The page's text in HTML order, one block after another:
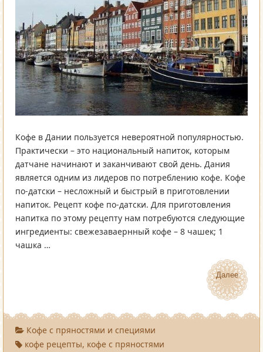
Кофе в Дании пользуется невероятной популярностью.
Практически – это национальный напиток, которым
датчане начинают и заканчивают свой день. Дания
является одним из лидеров по потреблению кофе. Кофе
по-датски – несложный и быстрый в приготовлении
напиток. Рецепт кофе по-датски. Для приготовления
напитка по этому рецепту нам потребуются следующие
ингредиенты: свежезаваернный кофе – 8 чашек; 1
чашка …
Далее
Далее
Кофе с пряностями и специями
кофе рецепты, кофе с пряностями